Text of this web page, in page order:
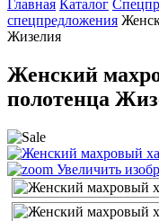
Главная Каталог
спецпредложения
Жизелия
Женский
полотенца
Увеличить